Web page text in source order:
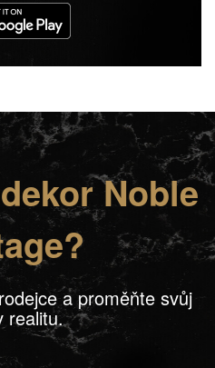
Noble
a proměňte svůj
realitu.